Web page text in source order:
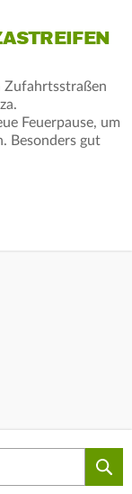
Zufahrtsstraßen
Feuerpause, um
Besonders gut